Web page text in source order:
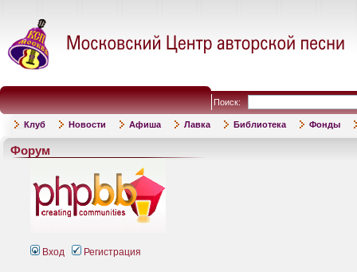
Поиск:
Клуб Новости Афиша Лавка Библиотека Фонды
Форум
Вход Регистрация